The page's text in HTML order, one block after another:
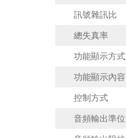
訊號雜訊比
總失真率
功能顯示方式
功能顯示內容
控制方式
音頻輸出準位